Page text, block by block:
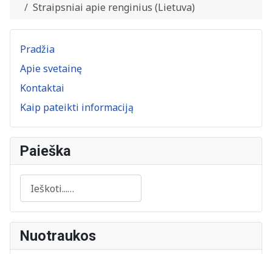
Straipsniai apie renginius (Lietuva)
Pradžia
Apie svetainę
Kontaktai
Kaip pateikti informaciją
Paieška
Paieška
Nuotraukos